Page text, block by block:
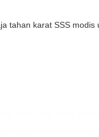
tahan karat SSS